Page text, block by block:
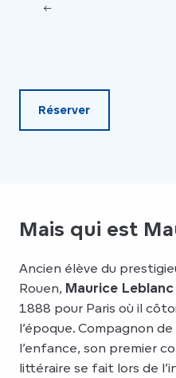
Réserver
Mais qui est
Ancien élève du
Rouen, Maurice Leblanc
1888 pour Paris où il
l’époque. Compagnon de
l’enfance, son premier
littéraire se fait lors de